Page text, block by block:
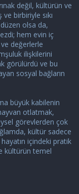
değil, kültürün ve
birbiriyle sıkı
olsa da,
hem evin iç
değerlerle
ilişkilerini
görülürdü ve bu
sosyal bağların
büyük kabilenin
otlatmak,
görevlerden çok
kültür sadece
içindeki pratik
kültürün temel